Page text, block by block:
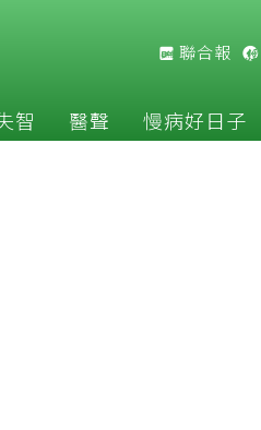
聯合報
智 醫聲 慢病好日子